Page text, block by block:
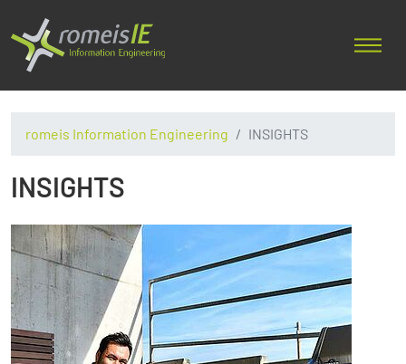
romeis Information Engineering INSIGHTS
INSIGHTS